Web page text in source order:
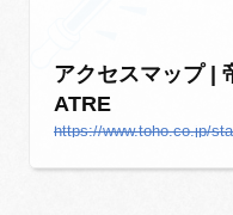
アクセスマップ |
ATRE
https://www.toho.co.jp/